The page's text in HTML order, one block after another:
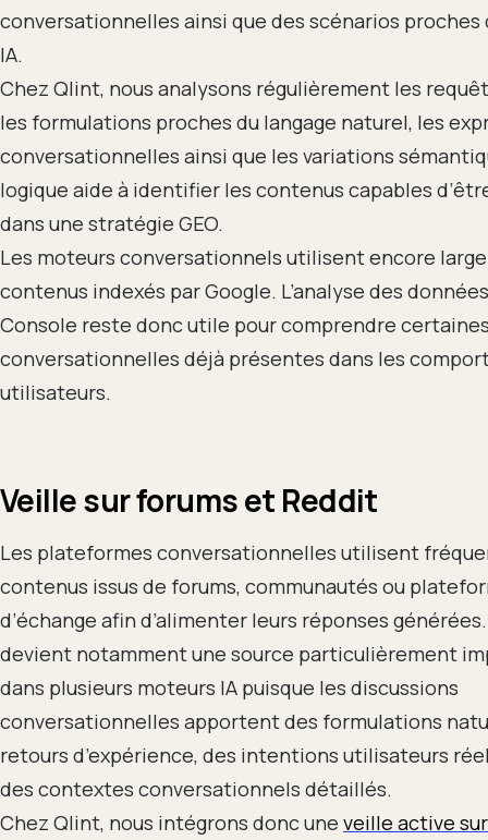
conversationnelles ainsi que des scénarios proches
IA.
Chez Qlint, nous analysons régulièrement les
les formulations proches du langage naturel, les
conversationnelles ainsi que les variations
logique aide à identifier les contenus capables
dans une stratégie GEO.
Les moteurs conversationnels utilisent encore
contenus indexés par Google. L’analyse des
Console reste donc utile pour comprendre
conversationnelles déjà présentes dans les
utilisateurs.
Veille sur forums et Reddit
Les plateformes conversationnelles utilisent
contenus issus de forums, communautés ou
d’échange afin d’alimenter leurs réponses
devient notamment une source particulièrement
dans plusieurs moteurs IA puisque les discussions
conversationnelles apportent des formulations
retours d’expérience, des intentions utilisateurs
des contextes conversationnels détaillés.
Chez Qlint, nous intégrons donc une veille active